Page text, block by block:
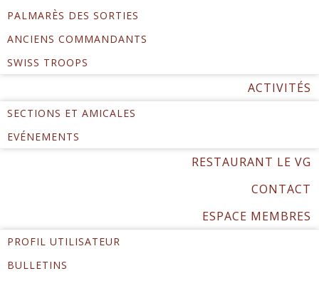
PALMARÈS DES SORTIES
ANCIENS COMMANDANTS
SWISS TROOPS
ACTIVITÉS
SECTIONS ET AMICALES
EVÉNEMENTS
RESTAURANT LE VG
CONTACT
ESPACE MEMBRES
PROFIL UTILISATEUR
BULLETINS